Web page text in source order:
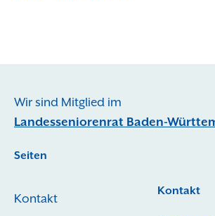
Wir sind Mitglied im
Landesseniorenrat Baden-
Seiten
Kontakt
Kontakt